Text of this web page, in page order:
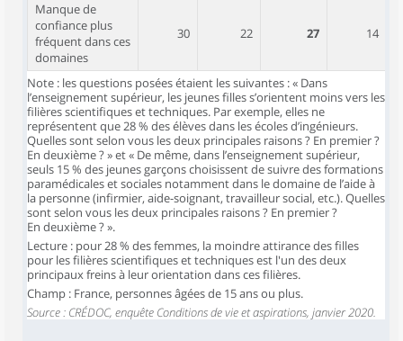
Manque de
confiance plus
fréquent dans ces
domaines
30 22 27 14
Note : les questions posées étaient les suivantes : « Dans
l’enseignement supérieur, les jeunes filles s’orientent moins vers les
filières scientifiques et techniques. Par exemple, elles ne
représentent que 28 % des élèves dans les écoles d’ingénieurs.
Quelles sont selon vous les deux principales raisons ? En premier ?
En deuxième ? » et « De même, dans l’enseignement supérieur,
seuls 15 % des jeunes garçons choisissent de suivre des formations
paramédicales et sociales notamment dans le domaine de l’aide à
la personne (infirmier, aide-soignant, travailleur social, etc.). Quelles
sont selon vous les deux principales raisons ? En premier ?
En deuxième ? ».
Lecture : pour 28 % des femmes, la moindre attirance des filles
pour les filières scientifiques et techniques est l'un des deux
principaux freins à leur orientation dans ces filières.
Champ : France, personnes âgées de 15 ans ou plus.
Source : CRÉDOC, enquête Conditions de vie et aspirations, janvier 2020.